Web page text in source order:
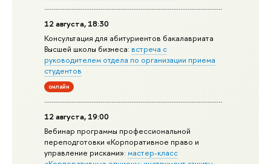
12 августа, 18:30
Консультация для абитуриентов бакалавриата
Высшей школы бизнеса: встреча с
руководителем отдела по организации приема
студентов
онлайн
12 августа, 19:00
Вебинар программы профессиональной
переподготовки «Корпоративное право и
управление рисками»:мастер-класс